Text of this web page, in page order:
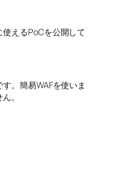
えるPoCを公開して
。簡易WAFを使いま
。